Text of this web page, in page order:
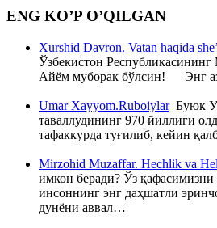
ENG KO’P O’QILGAN
Xurshid Davron. Vatan haqida
Ўзбекистон
Айём муборак бўлсин! Энг
Umar Xayyom.RuboiylarБуюк
таваллудининг 970 йиллиги
тафаккурда туғилиб, кейин
Mirzohid Muzaffar. Hechlik va
имкон беради? Ўз
инсоннинг энг даҳшатли
дунёни аввал…